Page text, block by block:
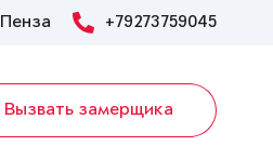
Пенза +79273759045
Вызвать замерщика